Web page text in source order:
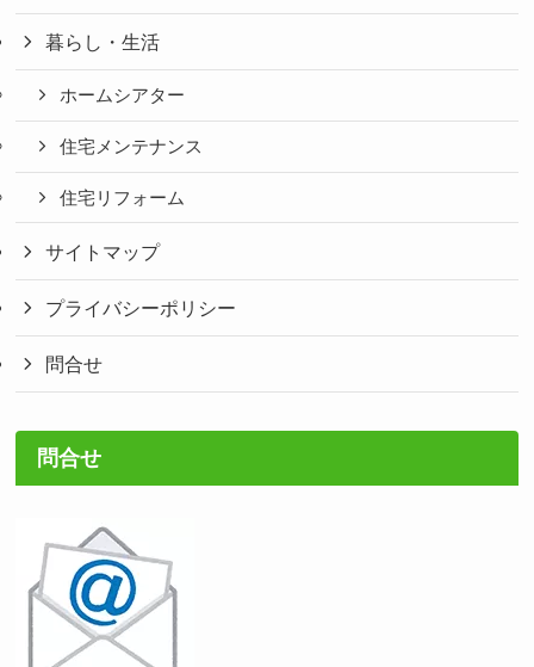
暮らし・生活
ホームシアター
住宅メンテナンス
住宅リフォーム
サイトマップ
プライバシーポリシー
問合せ
問合せ